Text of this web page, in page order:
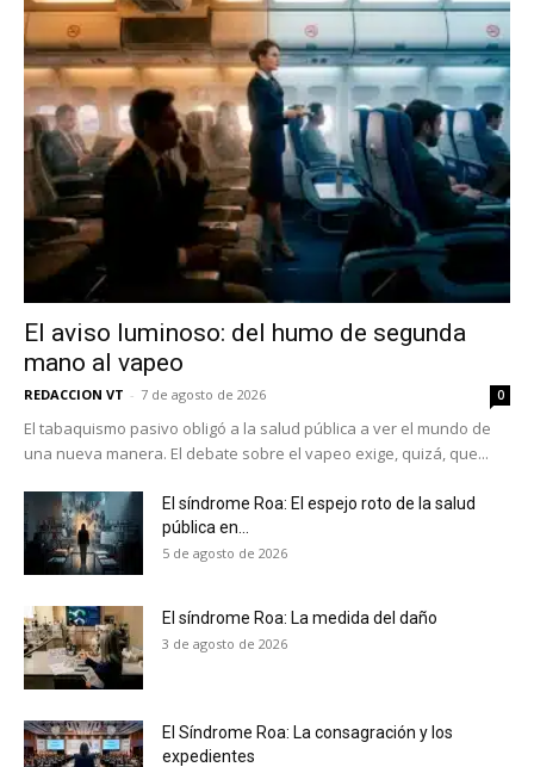
El aviso luminoso: del humo de segunda
mano al vapeo
REDACCION VT - 7 de agosto de 2026 0
El tabaquismo pasivo obligó a la salud pública a ver el mundo de
una nueva manera. El debate sobre el vapeo exige, quizá, que...
El síndrome Roa: El espejo roto de la salud
pública en...
5 de agosto de 2026
El síndrome Roa: La medida del daño
3 de agosto de 2026
El Síndrome Roa: La consagración y los
expedientes